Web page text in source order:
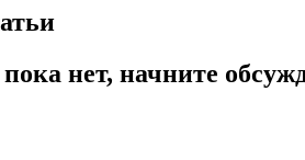
нет, начните